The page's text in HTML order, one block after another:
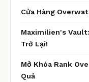
Cửa Hàng
Maximilien's
Trở Lại!
Mở Khóa Rank
Quả